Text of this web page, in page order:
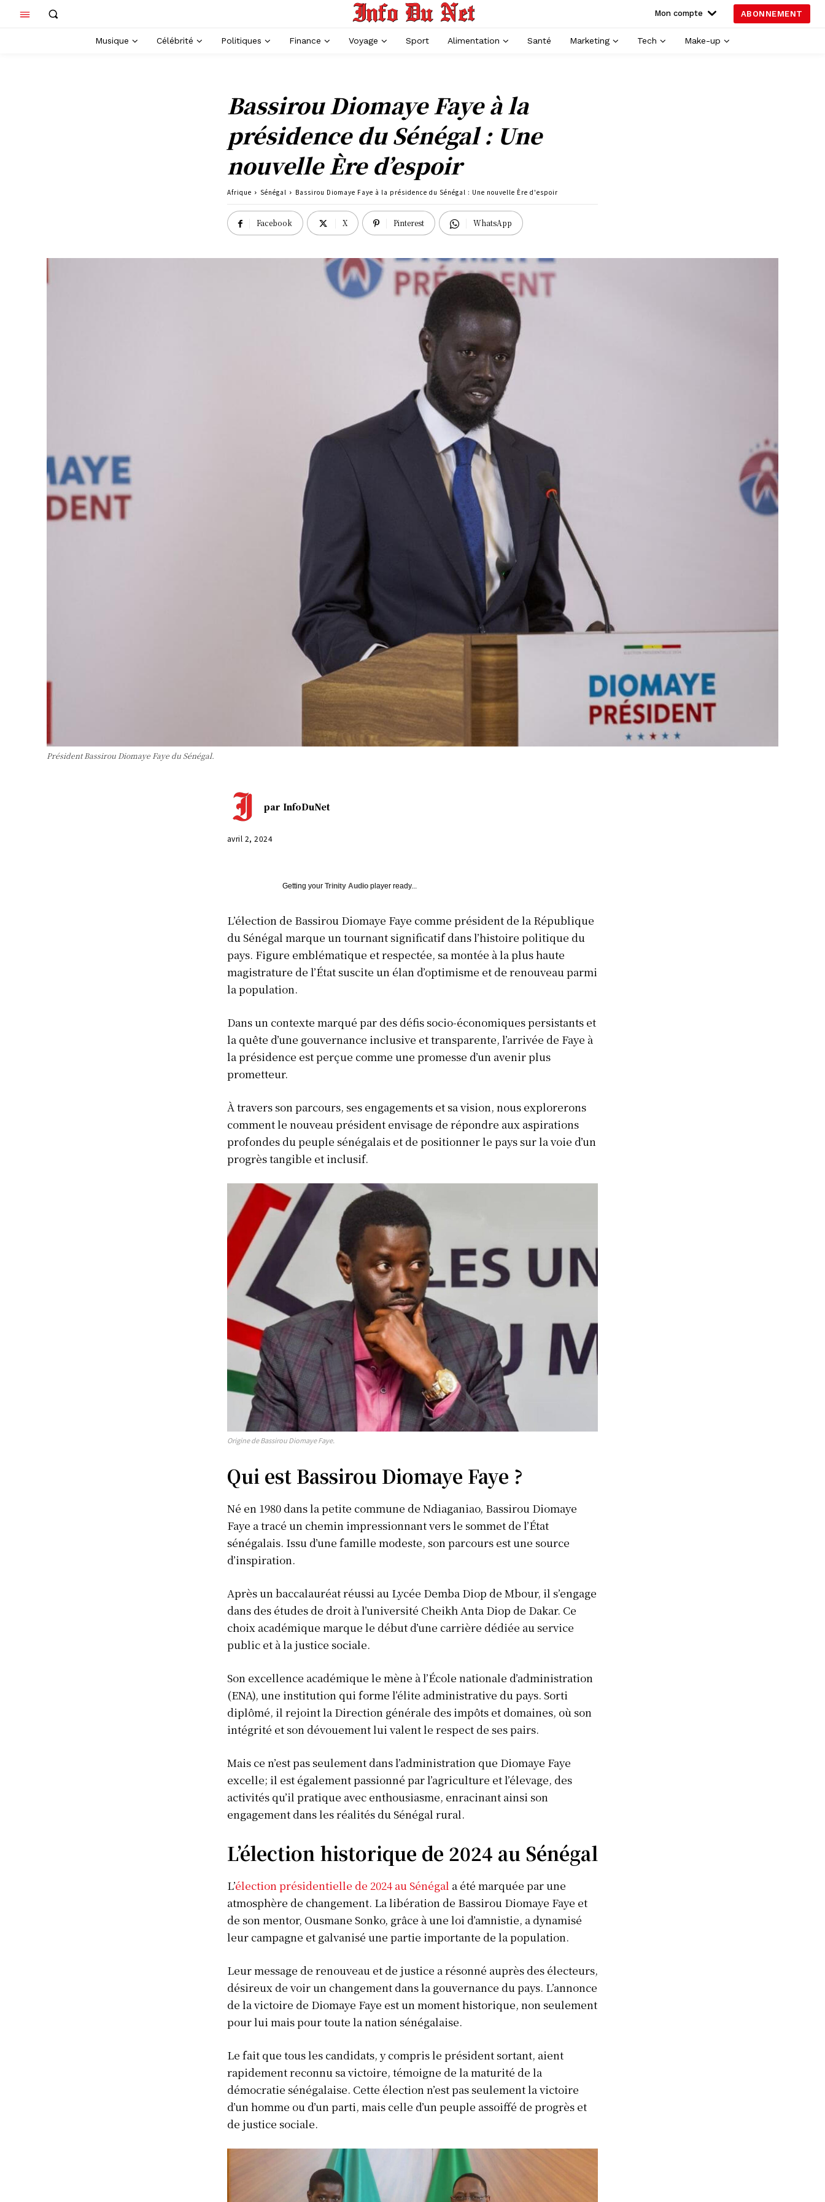
S'ABONNER
Info Du Net
S’abonner pour plus de contenus
Mon compte
Plan du site
Afrique
Amériques
Europe
Mon compte ABONNEMENT
Musique Célébrité Politiques Finance Voyage Sport Alimentation Santé Marketing Tech Make-up
Bassirou Diomaye Faye à la
présidence du Sénégal : Une
nouvelle Ère d’espoir
Afrique Sénégal Bassirou Diomaye Faye à la présidence du Sénégal : Une nouvelle Ère d'espoir
Facebook X Pinterest WhatsApp
Président Bassirou Diomaye Faye du Sénégal.
par InfoDuNet
avril 2, 2024
Getting your Trinity Audioplayer ready...
L’élection de Bassirou Diomaye Faye comme président de la République
du Sénégal marque un tournant significatif dans l’histoire politique du
pays. Figure emblématique et respectée, sa montée à la plus haute
magistrature de l’État suscite un élan d’optimisme et de renouveau parmi
la population.
Dans un contexte marqué par des défis socio-économiques persistants et
la quête d’une gouvernance inclusive et transparente, l’arrivée de Faye à
la présidence est perçue comme une promesse d’un avenir plus
prometteur.
À travers son parcours, ses engagements et sa vision, nous explorerons
comment le nouveau président envisage de répondre aux aspirations
profondes du peuple sénégalais et de positionner le pays sur la voie d’un
progrès tangible et inclusif.
Origine de Bassirou Diomaye Faye.
Qui est Bassirou Diomaye Faye ?
Né en 1980 dans la petite commune de Ndiaganiao, Bassirou Diomaye
Faye a tracé un chemin impressionnant vers le sommet de l’État
sénégalais. Issu d’une famille modeste, son parcours est une source
d’inspiration.
Après un baccalauréat réussi au Lycée Demba Diop de Mbour, il s’engage
dans des études de droit à l’université Cheikh Anta Diop de Dakar. Ce
choix académique marque le début d’une carrière dédiée au service
public et à la justice sociale.
Son excellence académique le mène à l’École nationale d’administration
(ENA), une institution qui forme l’élite administrative du pays. Sorti
diplômé, il rejoint la Direction générale des impôts et domaines, où son
intégrité et son dévouement lui valent le respect de ses pairs.
Mais ce n’est pas seulement dans l’administration que Diomaye Faye
excelle; il est également passionné par l’agriculture et l’élevage, des
activités qu’il pratique avec enthousiasme, enracinant ainsi son
engagement dans les réalités du Sénégal rural.
L’élection historique de 2024 au Sénégal
L’élection présidentielle de 2024 au Sénégal a été marquée par une
atmosphère de changement. La libération de Bassirou Diomaye Faye et
de son mentor, Ousmane Sonko, grâce à une loi d’amnistie, a dynamisé
leur campagne et galvanisé une partie importante de la population.
Leur message de renouveau et de justice a résonné auprès des électeurs,
désireux de voir un changement dans la gouvernance du pays. L’annonce
de la victoire de Diomaye Faye est un moment historique, non seulement
pour lui mais pour toute la nation sénégalaise.
Le fait que tous les candidats, y compris le président sortant, aient
rapidement reconnu sa victoire, témoigne de la maturité de la
démocratie sénégalaise. Cette élection n’est pas seulement la victoire
d’un homme ou d’un parti, mais celle d’un peuple assoiffé de progrès et
de justice sociale.